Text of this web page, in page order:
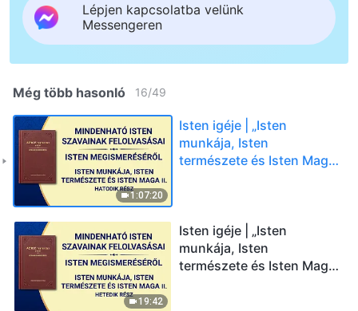
Lépjen kapcsolatba velünk
Messengeren
Még több hasonló 16/49
1:07:20
Isten igéje | „Isten
munkája, Isten
természete és Isten Maga
19:42
Isten igéje | „Isten
munkája, Isten
természete és Isten Maga